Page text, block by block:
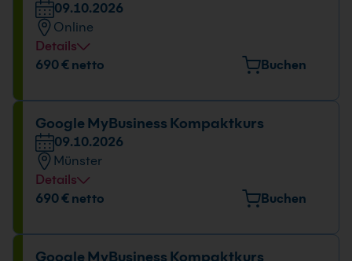
09.10.2026
09:00 - 16:00 Uhr
09.10.2026
Online
Details
Datum und Uhrzeit
690 € netto Buchen
Google MyBusiness Kompaktkurs
09.10.2026
Münster
Details
Veranstaltungsort
Datum und Uhrzeit
690 € netto Buchen
Google MyBusiness Kompaktkurs